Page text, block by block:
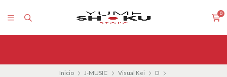
0
Inicio J-MUSIC Visual Kei
D